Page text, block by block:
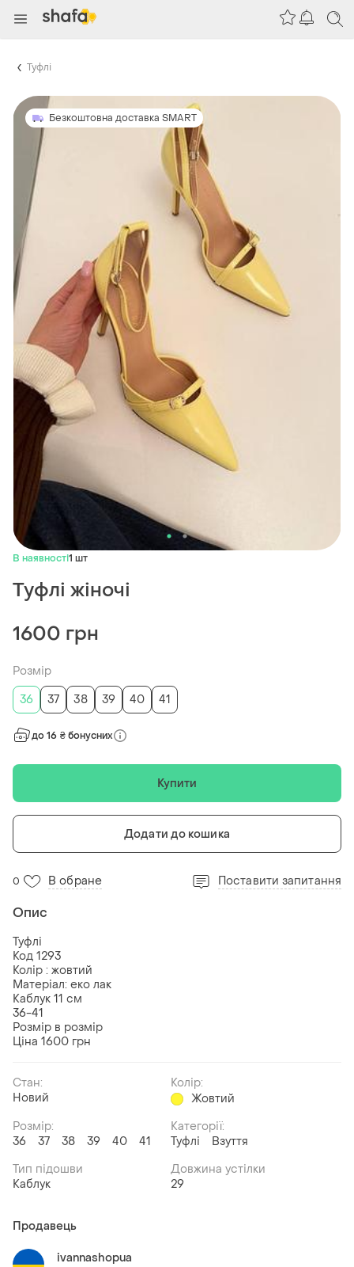
Туфлі
Безкоштовна доставка SMART
В наявності1 шт
Туфлі жіночі
1600 грн
Розмір
36
37 38 39 40 41
до 16 ₴ бонусних
Купити
Додати до кошика
0 В обране Поставити запитання
Опис
Туфлі
Код 1293
Колір : жовтий
Матеріал: еко лак
Каблук 11 см
36-41
Розмір в розмір
Ціна 1600 грн
Стан:
Новий
Колір:
Жовтий
Розмір:
36
37 38 39 40 41
Категорії:
Туфлі
Взуття
Тип підошви
Каблук
Довжина устілки
29
Продавець
ivannashopua